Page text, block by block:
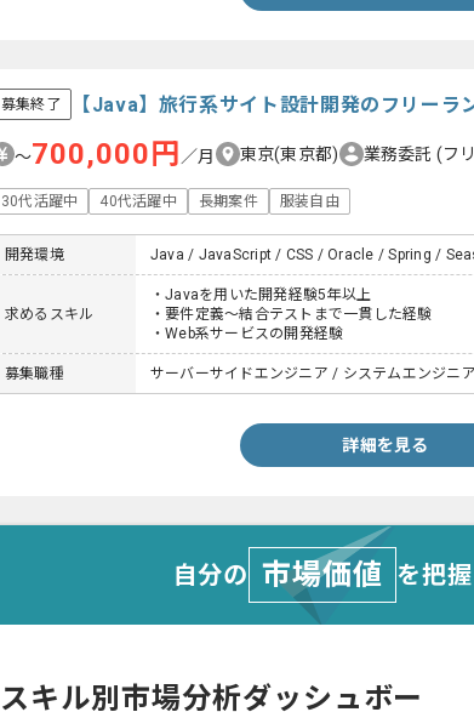
募集終了 【Java】旅行系サイト設計開発のフリーラ
〜700,000円 ／月 東京(東京都) 業務委託 (フ
30代活躍中 40代活躍中 長期案件 服装自由
開発環境 Java / JavaScript / CSS / Oracle / Spring /
求めるスキル
・Javaを用いた開発経験5年以上
・要件定義～結合テストまで一貫した経験
・Web系サービスの開発経験
募集職種 サーバーサイドエンジニア / システムエンジニ
詳細を見る
自分の 市場価値 を把
スキル別市場分析ダッシュボー